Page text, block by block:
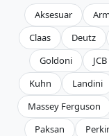
Aksesuar
Claas
Deutz
Goldoni
JCB
Kuhn
Landini
Massey Ferguson
Paksan